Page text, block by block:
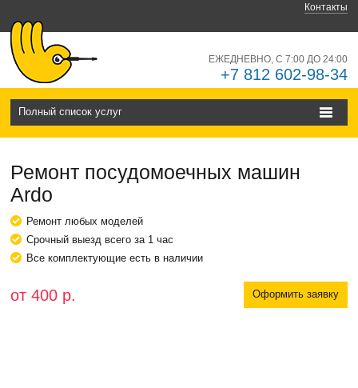
Контакты
ЕЖЕДНЕВНО, С 7:00 ДО 24:00
+7 812 602-98-34
Полный список услуг
Ремонт посудомоечных машин
Ardo
Ремонт любых моделей
Срочный выезд всего за 1 час
Все комплектующие есть в наличии
от 400 р. Оформить заявку